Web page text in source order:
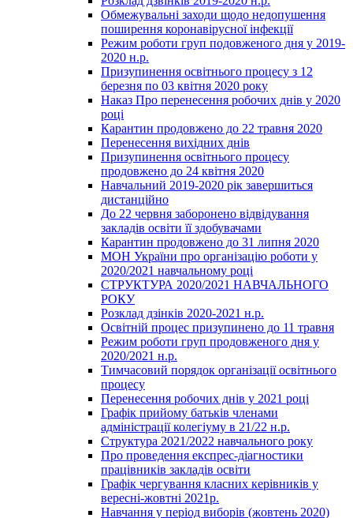
Обмежувальні заходи щодо недопушення
поширення коронавірусної інфекції
Режим роботи груп подовженого дня у 2019-
2020 н.р.
Призупинення освітнього процесу з 12
березня по 03 квітня 2020 року
Наказ Про перенесення робочих днів у 2020
році
Карантин продовжено до 22 травня 2020
Перенесення вихідних днів
Призупинення освітнього процесу
продовжено до 24 квітня 2020
Навчальний 2019-2020 рік завершиться
дистанційно
До 22 червня заборонено відвідування
закладів освіти її здобувачами
Карантин продовжено до 31 липня 2020
МОН України про організацію роботи у
2020/2021 навчальному році
СТРУКТУРА 2020/2021 НАВЧАЛЬНОГО
РОКУ
Розклад дзінків 2020-2021 н.р.
Освітній процес призупинено до 11 травня
Режим роботи груп продовженого дня у
2020/2021 н.р.
Тимчасовий порядок організації освітнього
процесу
Перенесення робочих днів у 2021 році
Графік прийому батьків членами
адміністрації колегіуму в 21/22 н.р.
Структура 2021/2022 навчального року
Про проведення експрес-діагностики
працівників закладів освіти
Графік чергування класних керівників у
вересні-жовтні 2021р.
Навчання у період виборів (жовтень 2020)